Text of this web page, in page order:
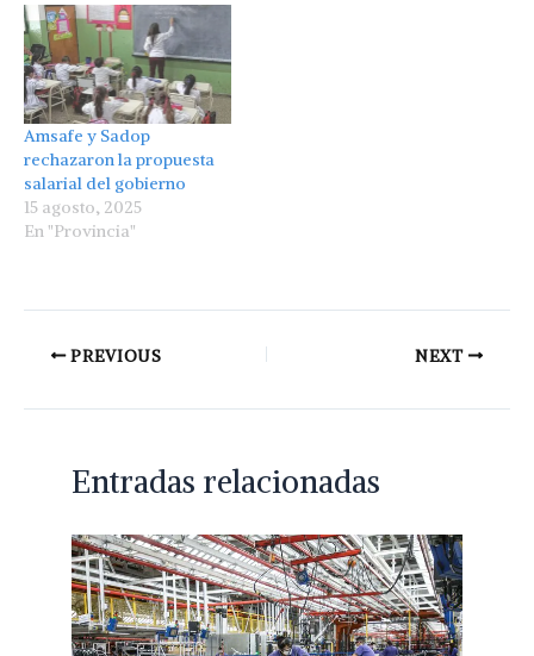
Amsafe y Sadop
rechazaron la propuesta
salarial del gobierno
15 agosto, 2025
En "Provincia"
PREVIOUS NEXT
Entradas relacionadas